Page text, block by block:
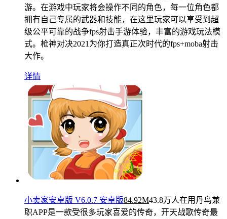
游。在游戏中玩家将会操作不同的角色，每一位角色都
拥有自己专属的武器和技能，在这里玩家可以享受到超
级公平可靠的战争fps射击手游体验，丰富的游戏玩法模
式。枪神对决2021为你打造真正次时代的fps+moba射击
大作。
详情
小卖家安卓版 V6.0.7 安卓版84.92M43.8万人在用丹鸟兼
职APP是一款受很多玩家喜爱的传奇，开天战歌传奇最